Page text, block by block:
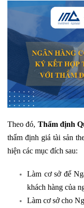
Theo đó, Thẩm định
thẩm định giá tài sản
hiện các mục đích sau:
Làm cơ sở để
khách hàng của
Làm cơ sở cho